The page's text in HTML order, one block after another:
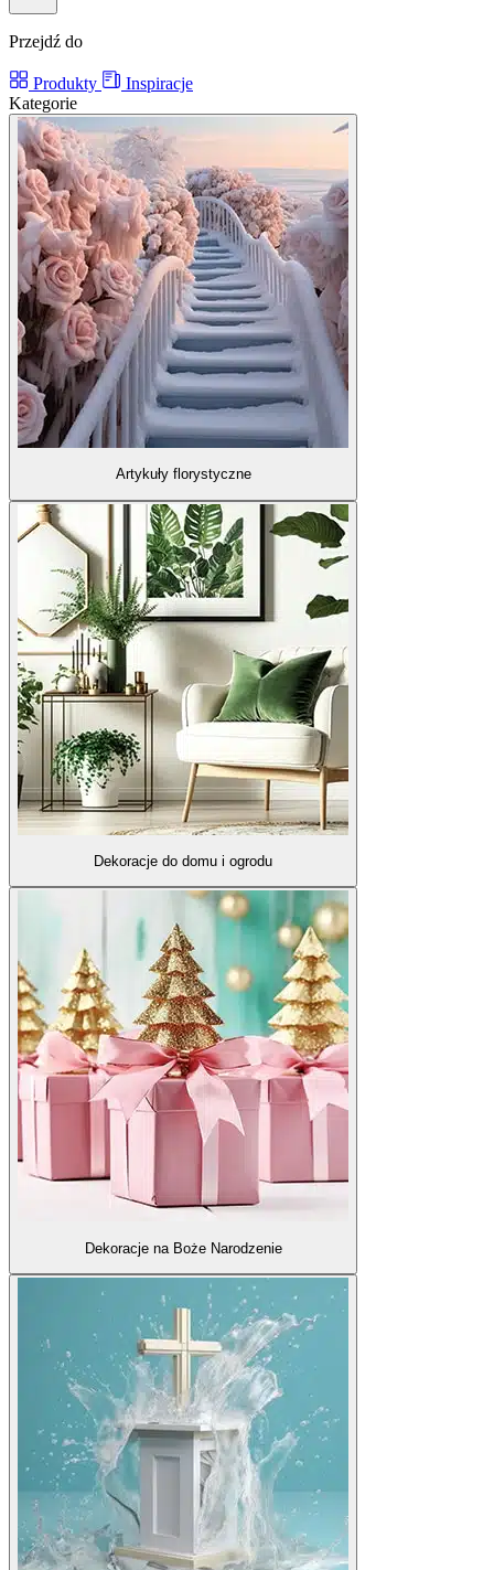
Przejdź do
Produkty
Inspiracje
Kategorie
Artykuły florystyczne
Dekoracje do domu i ogrodu
Dekoracje na Boże Narodzenie